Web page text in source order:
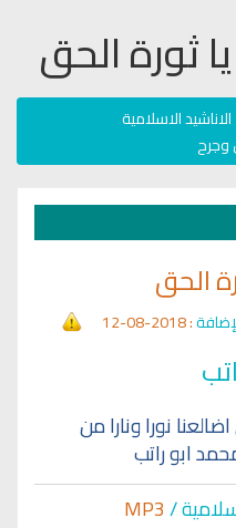
ثورة الحق
الاناشيد الاسلامية
وجرح
الحق
: 2018-08-12
نورا ونارا من
ابو راتب
مية /MP3